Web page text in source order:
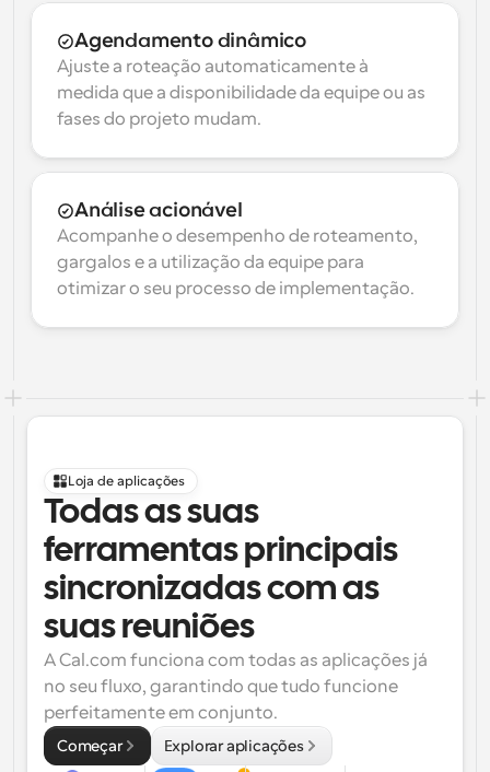
Agendamento dinâmico
Ajuste a roteação automaticamente à
medida que a disponibilidade da equipe ou as
fases do projeto mudam.
Análise acionável
Acompanhe o desempenho de roteamento,
gargalos e a utilização da equipe para
otimizar o seu processo de implementação.
Loja de aplicações
Todas as suas
ferramentas principais
sincronizadas com as
suas reuniões
A Cal.com funciona com todas as aplicações já
no seu fluxo, garantindo que tudo funcione
perfeitamente em conjunto.
Começar Explorar aplicações